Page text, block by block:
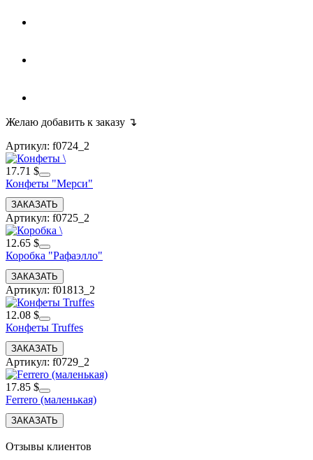
Желаю добавить к заказу ↴
Артикул: f0724_2
17.71 $
Конфеты "Мерси"
Артикул: f0725_2
12.65 $
Коробка "Рафаэлло"
Артикул: f01813_2
12.08 $
Конфеты Truffes
Артикул: f0729_2
17.85 $
Ferrero (маленькая)
Отзывы клиентов